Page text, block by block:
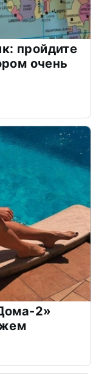
пройдите
очень
2»